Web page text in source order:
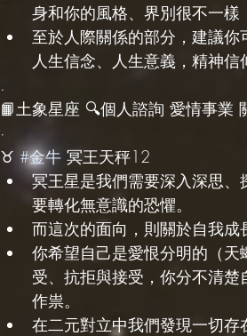
身和你的風格、界別很不一樣
至於人際關係的部分，建議
人生信念、人生意義，精神信
.
📙土象星座 🔍個人諮詢 愛情事業
·
♉️ #金牛 冥王天秤12
冥王星是我們需要深入深思
要轉化無意識的恐懼。
而這次的面向，則關於自我
你希望自己是愛恨分明的（
受、抗拒與接受，你分不清
作祟。
在二元對立中我們發現一切